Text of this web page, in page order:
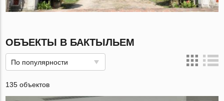
ОБЪЕКТЫ В БАКТЫЛЬЕМ
По популярности
135 объектов